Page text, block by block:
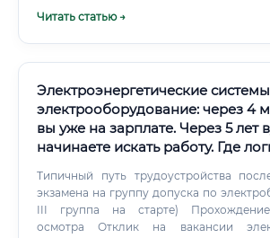
реальный доход может
Читать статью →
Электроэнергетические
электрооборудование: через 4
вы уже на зарплате. Через 5 лет
начинаете искать работу. Где
Типичный путь трудоустройства после
экзамена на группу допуска по
III группа на старте) Прохождение медицинского
осмотра Отклик на вакансии электромонтажника,